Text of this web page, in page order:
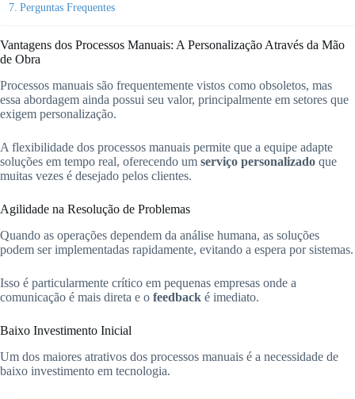
Perguntas Frequentes
Vantagens dos Processos Manuais: A Personalização Através da Mão
de Obra
Processos manuais são frequentemente vistos como obsoletos, mas
essa abordagem ainda possui seu valor, principalmente em setores que
exigem personalização.
A flexibilidade dos processos manuais permite que a equipe adapte
soluções em tempo real, oferecendo um serviço personalizado que
muitas vezes é desejado pelos clientes.
Agilidade na Resolução de Problemas
Quando as operações dependem da análise humana, as soluções
podem ser implementadas rapidamente, evitando a espera por sistemas.
Isso é particularmente crítico em pequenas empresas onde a
comunicação é mais direta e o feedback é imediato.
Baixo Investimento Inicial
Um dos maiores atrativos dos processos manuais é a necessidade de
baixo investimento em tecnologia.